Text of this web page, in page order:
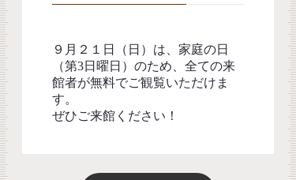
９月２１日（日）は、家庭の日
（第3日曜日）のため、全ての来
館者が無料でご観覧いただけま
す。
ぜひご来館ください！